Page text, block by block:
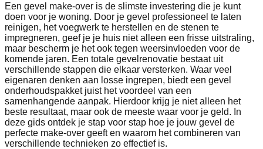
Een gevel make-over is de slimste investering die je kunt
doen voor je woning. Door je gevel professioneel te laten
reinigen, het voegwerk te herstellen en de stenen te
impregneren, geef je je huis niet alleen een frisse uitstraling,
maar bescherm je het ook tegen weersinvloeden voor de
komende jaren. Een totale gevelrenovatie bestaat uit
verschillende stappen die elkaar versterken. Waar veel
eigenaren denken aan losse ingrepen, biedt een gevel
onderhoudspakket juist het voordeel van een
samenhangende aanpak. Hierdoor krijg je niet alleen het
beste resultaat, maar ook de meeste waar voor je geld. In
deze gids ontdek je stap voor stap hoe je jouw gevel de
perfecte make-over geeft en waarom het combineren van
verschillende technieken zo effectief is.